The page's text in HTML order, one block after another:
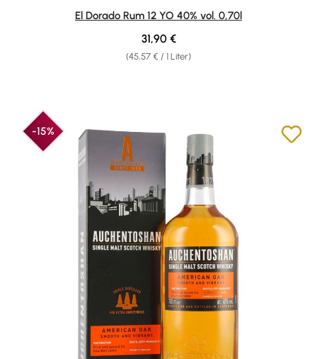
Durchschnittliche Bewertung von 4.73 von 5 Sternen
El Dorado Rum 12 YO 40% vol. 0,70l
(45,57 € / 1 Liter)
Regulärer Preis:
31,90 €
-15%